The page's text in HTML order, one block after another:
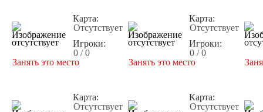
Карта:
Отсутствует
Игроки:
0 / 0
Занять это место
Карта:
Отсутствует
Игроки:
0 / 0
Занять это место
Карта:
Отсутствует
Карта:
Отсутствует